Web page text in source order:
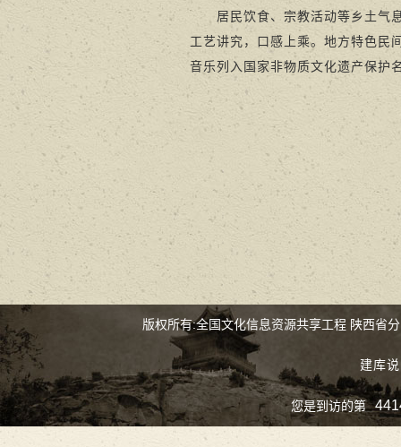
居民饮食、宗教活动等乡土气
工艺讲究，口感上乘。地方特色民
音乐列入国家非物质文化遗产保护
版权所有:全国文化信息资源共享工程 陕西省
建库
您是到访的第